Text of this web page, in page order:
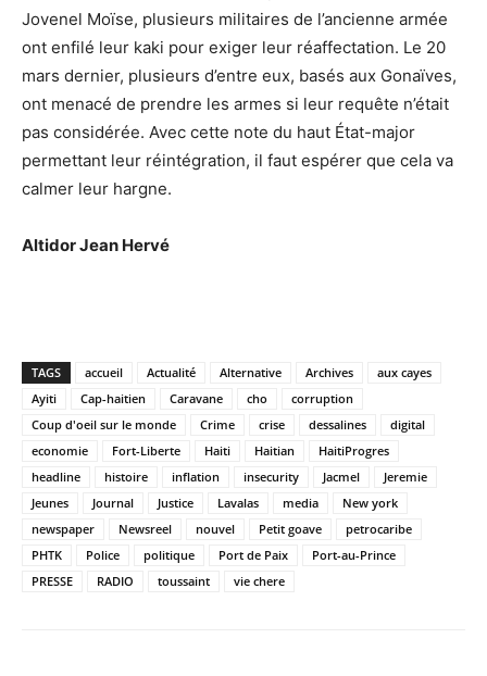
Jovenel Moïse, plusieurs militaires de l’ancienne armée
ont enfilé leur kaki pour exiger leur réaffectation. Le 20
mars dernier, plusieurs d’entre eux, basés aux Gonaïves,
ont menacé de prendre les armes si leur requête n’était
pas considérée. Avec cette note du haut État-major
permettant leur réintégration, il faut espérer que cela va
calmer leur hargne.
Altidor Jean Hervé
TAGS accueil Actualité Alternative Archives
aux cayes
Ayiti
Cap-haitien Caravane cho
corruption
Coup d'oeil sur le monde
Crime crise dessalines
digital
economie
Fort-Liberte Haiti Haitian
HaitiProgres
headline
histoire inflation insecurity Jacmel
Jeremie
Jeunes
Journal Justice Lavalas media
New york
newspaper
Newsreel nouvel Petit goave
petrocaribe
PHTK
Police politique Port de Paix
Port-au-Prince
PRESSE
RADIO toussaint vie chere